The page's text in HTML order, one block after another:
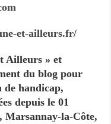
et-ailleurs.fr/
Ailleurs » et
du blog pour
de handicap,
depuis le 01
Marsannay-la-Côte,